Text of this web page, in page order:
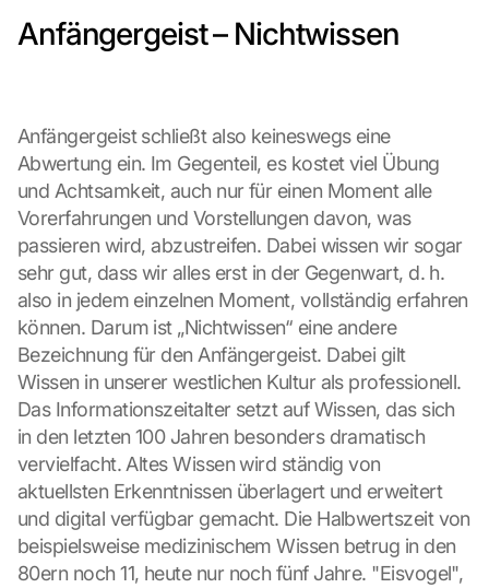
Anfängergeist – Nichtwissen
Anfängergeist schließt also keineswegs eine
Abwertung ein. Im Gegenteil, es kostet viel Übung
und Achtsamkeit, auch nur für einen Moment alle
Vorerfahrungen und Vorstellungen davon, was
passieren wird, abzustreifen. Dabei wissen wir sogar
sehr gut, dass wir alles erst in der Gegenwart, d. h.
also in jedem einzelnen Moment, vollständig erfahren
können. Darum ist „Nichtwissen“ eine andere
Bezeichnung für den Anfängergeist. Dabei gilt
Wissen in unserer westlichen Kultur als professionell.
Das Informationszeitalter setzt auf Wissen, das sich
in den letzten 100 Jahren besonders dramatisch
vervielfacht. Altes Wissen wird ständig von
aktuellsten Erkenntnissen überlagert und erweitert
und digital verfügbar gemacht. Die Halbwertszeit von
beispielsweise medizinischem Wissen betrug in den
80ern noch 11, heute nur noch fünf Jahre. "Eisvogel",